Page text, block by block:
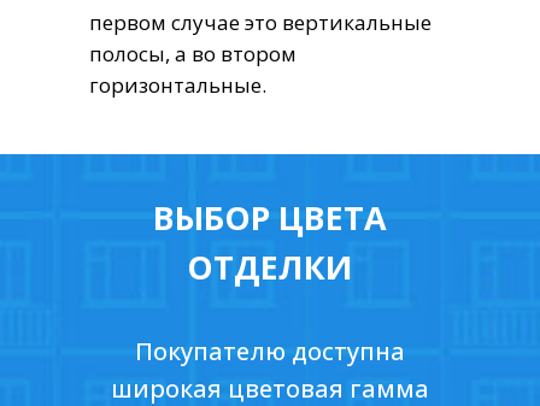
первом случае это вертикальные
полосы, а во втором
горизонтальные.
ВЫБОР ЦВЕТА
ОТДЕЛКИ
Покупателю доступна
широкая цветовая гамма